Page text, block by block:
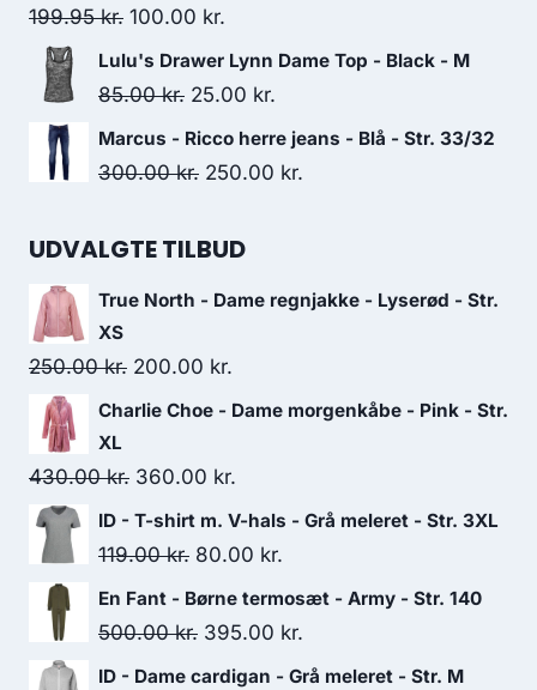
349.95 kr..
199.95kr. Original
price
was:
100.00 kr.
price
is:
Lulu's Drawer Lynn Dame Top - Black - M
85.00kr. Original
price
was:
25.00 kr.
price
is:
Marcus - Ricco herre jeans - Blå - Str. 33/32
300.00kr. Original
was:
250.00 kr.
UDVALGTE TILBUD
True North - Dame regnjakke - Lyserød - Str.
XS
250.00kr. Original
price
250.00 kr..
200.00 kr.
price
Charlie Choe - Dame morgenkåbe - Pink - Str.
XL
430.00kr. Original
price
was:
360.00 kr.
price
is:
ID - T-shirt m. V-hals - Grå meleret - Str. 3XL
119.00kr. Original
price
was:
80.00 kr.
price
is:
80.00 kr..
En Fant - Børne termosæt - Army - Str. 140
500.00kr. Original
price
395.00 kr.
price
ID - Dame cardigan - Grå meleret - Str. M